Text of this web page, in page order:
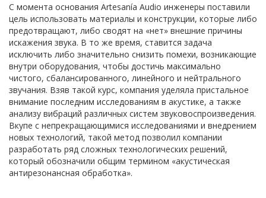
С момента основания Artesanía Audio инженеры поставили
цель использовать материалы и конструкции, которые либо
предотвращают, либо сводят на «нет» внешние причины
искажения звука. В то же время, ставится задача
исключить либо значительно снизить помехи, возникающие
внутри оборудования, чтобы достичь максимально
чистого, сбалансированного, линейного и нейтрального
звучания. Взяв такой курс, компания уделяла пристальное
внимание последним исследованиям в акустике, а также
анализу вибраций различных систем звуковоспроизведения.
Вкупе с непрекращающимися исследованиями и внедрением
новых технологий, такой метод позволил компании
разработать ряд сложных технологических решений,
который обозначили общим термином «акустическая
антирезонансная обработка».